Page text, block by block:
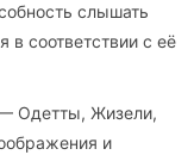
слышать
в соответствии с её
Одетты, Жизели,
и